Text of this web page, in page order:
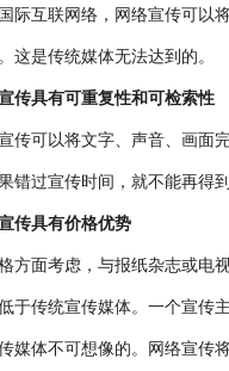
际互联网络，网络宣传可以
这是传统媒体无法达到的。
传具有可重复性和可检索性
传可以将文字、声音、画面
错过宣传时间，就不能再得
传具有价格优势
方面考虑，与报纸杂志或电
于传统宣传媒体。一个宣传
媒体不可想像的。网络宣传